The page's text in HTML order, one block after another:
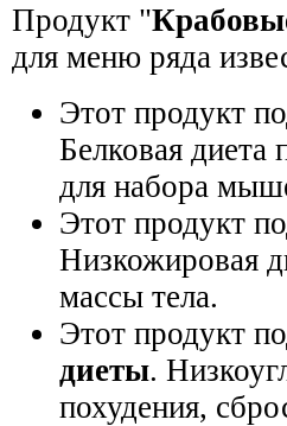
Продукт "
для меню ряда
Этот продукт
Белковая диета
для набора
Этот продукт
Низкожировая
массы тела.
Этот продукт
диеты.
похудения,